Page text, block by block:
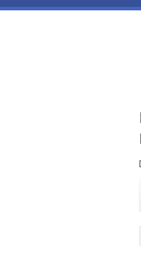
Перейти до основного матеріалу